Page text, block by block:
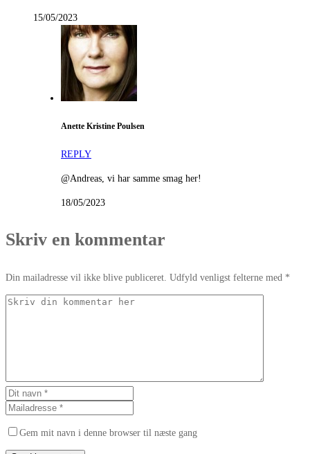
15/05/2023
Anette Kristine Poulsen
REPLY
@Andreas, vi har samme smag her!
18/05/2023
Skriv en kommentar
Din mailadresse vil ikke blive publiceret. Udfyld venligst felterne med *
Gem mit navn i denne browser til næste gang